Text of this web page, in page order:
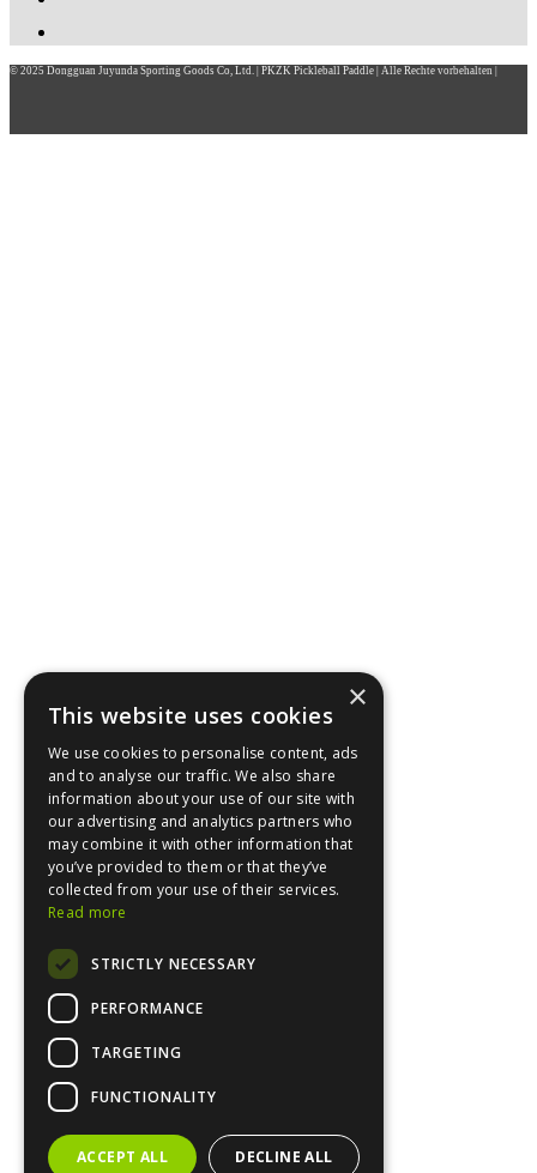
© 2025 Dongguan Juyunda Sporting Goods Co, Ltd. | PKZK Pickleball Paddle | Alle Rechte vorbehalten |
×
This website uses cookies
We use cookies to personalise content, ads
and to analyse our traffic. We also share
information about your use of our site with
our advertising and analytics partners who
may combine it with other information that
you’ve provided to them or that they’ve
collected from your use of their services.
Read more
STRICTLY NECESSARY
PERFORMANCE
TARGETING
FUNCTIONALITY
ACCEPT ALL DECLINE ALL